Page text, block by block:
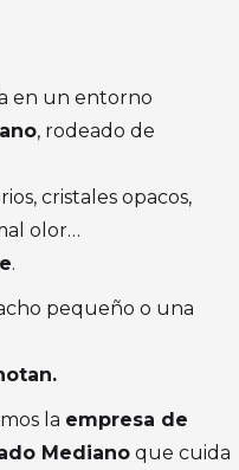
en un entorno
, rodeado de
cristales opacos,
olor…
.
pequeño o una
la empresa de
Mediano que cuida